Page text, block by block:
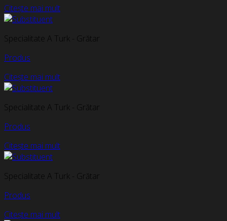
Citește mai mult
Specialitate A Turk - Grătar
Produs
Citește mai mult
Specialitate A Turk - Grătar
Produs
Citește mai mult
Specialitate A Turk - Grătar
Produs
Citește mai mult